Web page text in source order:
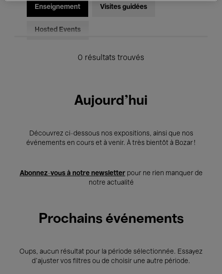
Enseignement Visites guidées
Hosted Events
0 résultats trouvés
Aujourd'hui
Découvrez ci-dessous nos expositions, ainsi que nos
événements en cours et à venir. À très bientôt à Bozar !
Abonnez-vous à notre newsletterpour ne rien manquer de
notre actualité
Prochains événements
Oups, aucun résultat pour la période sélectionnée. Essayez
d’ajuster vos filtres ou de choisir une autre période.